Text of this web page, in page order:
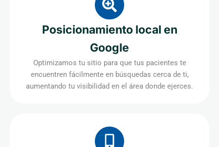
Posicionamiento local en
Google
Optimizamos tu sitio para que tus pacientes te
encuentren fácilmente en búsquedas cerca de ti,
aumentando tu visibilidad en el área donde ejerces.